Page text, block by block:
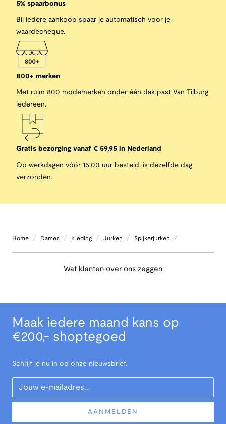
5% spaarbonus
Bij iedere aankoop spaar je automatisch voor je
waardecheque.
800+ merken
Met ruim 800 modemerken onder één dak past Van Tilburg
iedereen.
Gratis bezorging vanaf € 59,95 in Nederland
Op werkdagen vóór 15:00 uur besteld, is dezelfde dag
verzonden.
Home / Dames / Kleding / Jurken / Spijkerjurken /
Wat klanten over ons zeggen
Maak iedere maand kans op
€200,- shoptegoed
Schrijf je nu in op onze nieuwsbrief.
Your Email
AANMELDEN